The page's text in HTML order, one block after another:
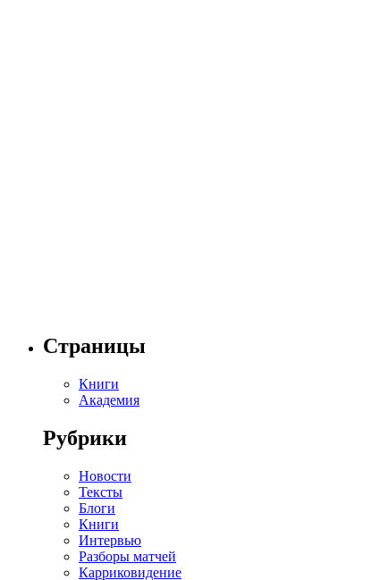
Страницы
Книги
Академия
Рубрики
Новости
Тексты
Блоги
Книги
Интервью
Разборы матчей
Карриковидение